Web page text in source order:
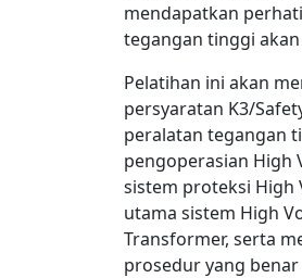
mendapatkan
tegangan tinggi
Pelatihan ini akan
persyaratan K3/
peralatan tegangan
pengoperasian High
sistem proteksi High
utama sistem High
Transformer, serta
prosedur yang